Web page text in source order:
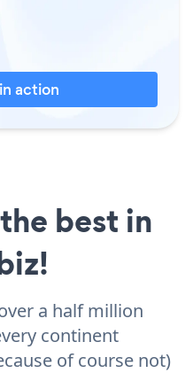
action
best in
a half million
continent
of course not)